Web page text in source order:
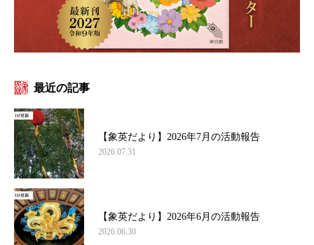
最近の記事
【象英だより】2026年7月の活動報告
2026.07.31
【象英だより】2026年6月の活動報告
2026.06.30